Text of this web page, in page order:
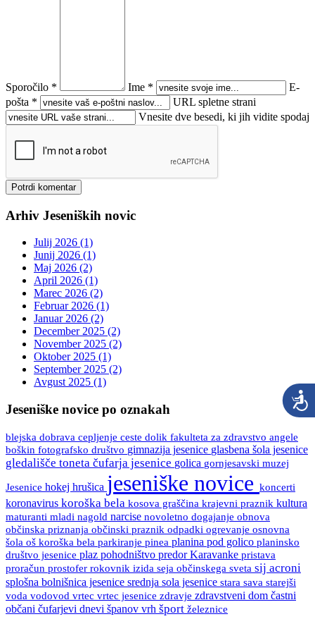
Sporočilo * Ime *
E-
pošta *
URL spletne strani
Vnesite dve besedi, ki jih vidite spodaj
Arhiv Jeseniških novic
Julij 2026 (1)
Junij 2026 (1)
Maj 2026 (2)
April 2026 (1)
Marec 2026 (2)
Februar 2026 (1)
Januar 2026 (2)
December 2025 (2)
November 2025 (2)
Oktober 2025 (1)
September 2025 (2)
Avgust 2025 (1)
Jeseniške novice po oznakah
blejska dobrava cepljenje ceste dolik fakulteta za zdravstvo angele
boškin fotografsko društvo gimnazija jesenice glasbena šola jesenice
gledališče toneta čufarja jesenice golica gornjesavski muzej
Jesenice hokej hrušica jeseniške novice koncerti
koronavirus koroška bela kosova graščina krajevni praznik kultura
maturanti mladi nagold narcise novoletno dogajanje obnova
občinska priznanja občinski praznik odpadki ogrevanje osnovna
šola oš koroška bela parkiranje pinea planina pod golico planinsko
društvo jesenice plaz pohodništvo predor Karavanke pristava
proračun prostofer rokovnik izida seja občinskega sveta sij acroni
splošna bolnišnica jesenice srednja sola jesenice stara sava starejši
voda vodovod vrtec vrtec jesenice zdravje zdravstveni dom častni
občani čufarjevi dnevi španov vrh šport železnice